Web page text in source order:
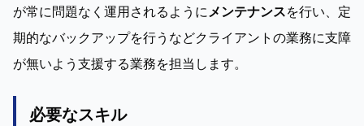
が常に問題なく運用されるようにメンテナンスを行い、定
期的なバックアップを行うなどクライアントの業務に支障
が無いよう支援する業務を担当します。
必要なスキル